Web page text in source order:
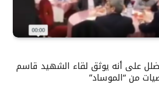
على أنه يوثق لقاء الشهيد قاسم
من “الموساد”